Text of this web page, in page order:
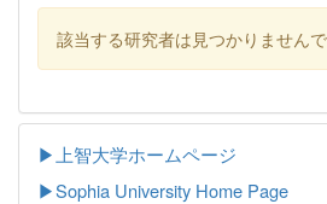
該当する研究者は見つかりませんで
▶上智大学ホームページ
▶Sophia University Home Page